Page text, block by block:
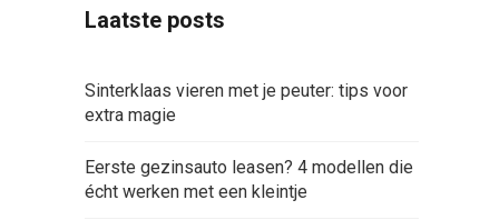
Laatste posts
Sinterklaas vieren met je peuter: tips voor
extra magie
Eerste gezinsauto leasen? 4 modellen die
écht werken met een kleintje